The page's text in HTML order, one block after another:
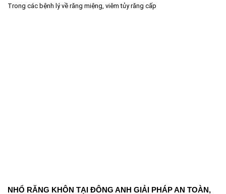
Trong các bệnh lý về răng miệng, viêm tủy răng cấp
NHỔ RĂNG KHÔN TẠI ĐÔNG ANH GIẢI PHÁP AN TOÀN,